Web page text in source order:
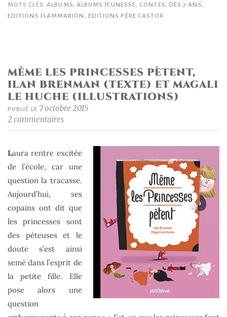
Nils
&
MOTS CLÉS ALBUMS ALBUMS JEUNESSE CONTES DÈS 7 ANS
EDITIONS FLAMMARION
EDITIONS PÈRE CASTOR
MÊME LES PRINCESSES PÈTENT,
ILAN BRENMAN (TEXTE) ET MAGALI
LE HUCHE (ILLUSTRATIONS)
PUBLIÉ LE 7 octobre 2015
2 commentaires
Laura rentre excitée
de l’école, car une
question la tracasse.
Aujourd’hui, ses
copains ont dit que
les princesses sont
des péteuses et le
doute s’est ainsi
semé dans l’esprit de
la petite fille. Elle
pose alors une
question